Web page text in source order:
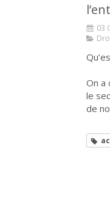
03
On a
le
de